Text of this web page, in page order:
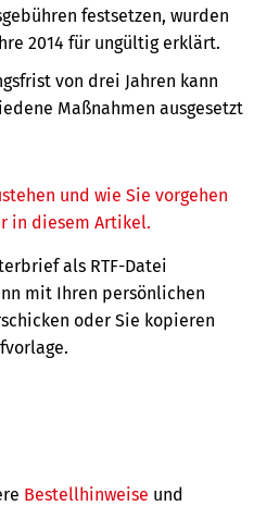
festsetzen, wurden
2014 für ungültig erklärt.
von drei Jahren kann
Maßnahmen ausgesetzt
und wie Sie vorgehen
in diesem Artikel.
als RTF-Datei
mit Ihren persönlichen
oder Sie kopieren
Bestellhinweise und